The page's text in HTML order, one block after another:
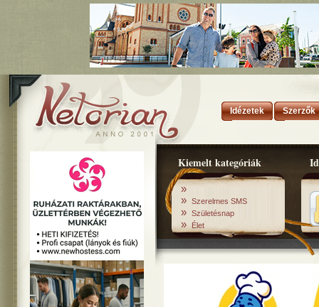
Idézetek Szerzők
Kiemelt kategóriák
»
» Szerelmes SMS
» Születésnap
» Élet